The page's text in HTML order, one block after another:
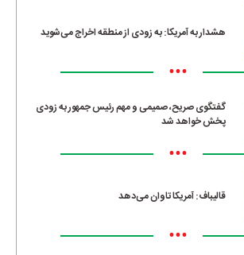
هشدار به آمریکا: به زودی از منطقه اخراج می‌شوید
•••
گفتگوی صریح، صمیمی و مهم رئیس جمهور به زودی
پخش خواهد شد
•••
قالیباف: آمریکا تاوان می‌دهد
•••